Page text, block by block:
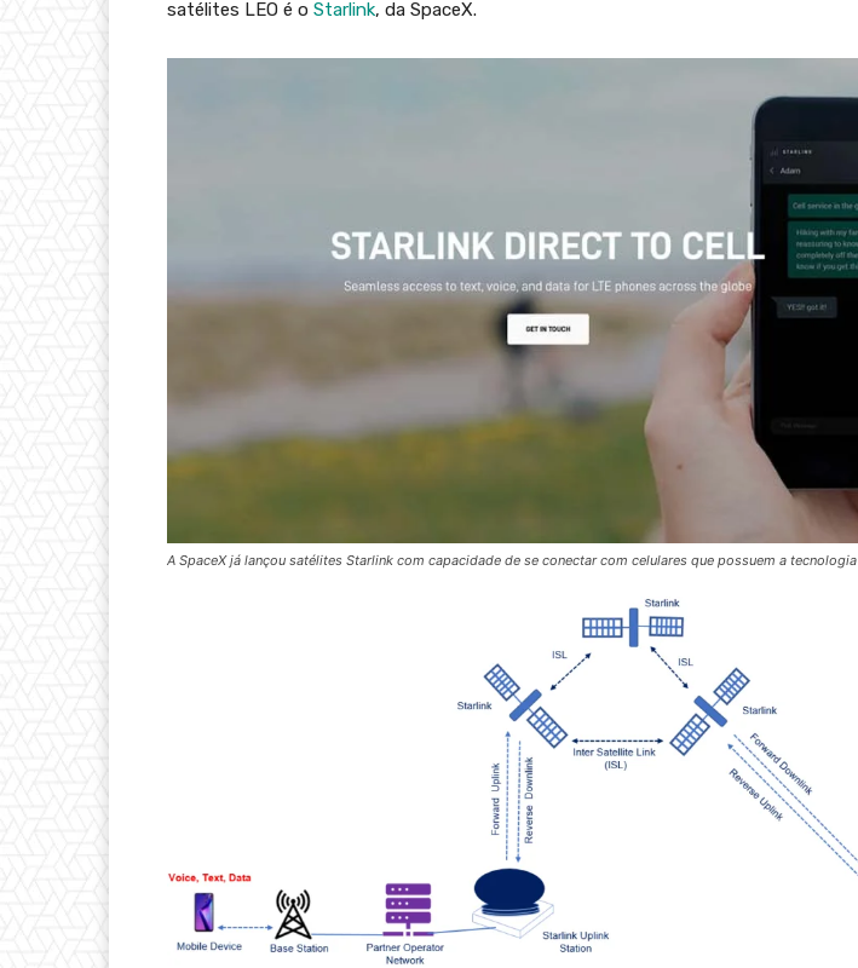
satélites LEO é o Starlink, da SpaceX.
A SpaceX já lançou satélites Starlink com capacidade de se conectar com celulares que possuem a tecnologia